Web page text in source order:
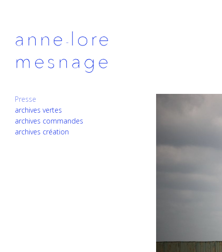
Presse
archives vertes
archives commandes
archives création